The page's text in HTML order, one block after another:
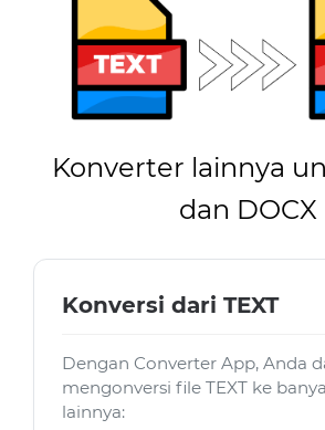
Konverter lainnya
dan DOCX
Konversi dari TEXT
Dengan Converter App, Anda
mengonversi file TEXT ke
lainnya: